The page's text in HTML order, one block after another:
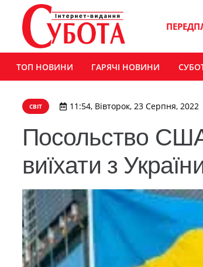
ТОП НОВИНИ ГАРЯЧІ НОВИНИ
СВІТ 11:54, Вівторок, 23 Серпня, 2022
Посольство
виїхати з